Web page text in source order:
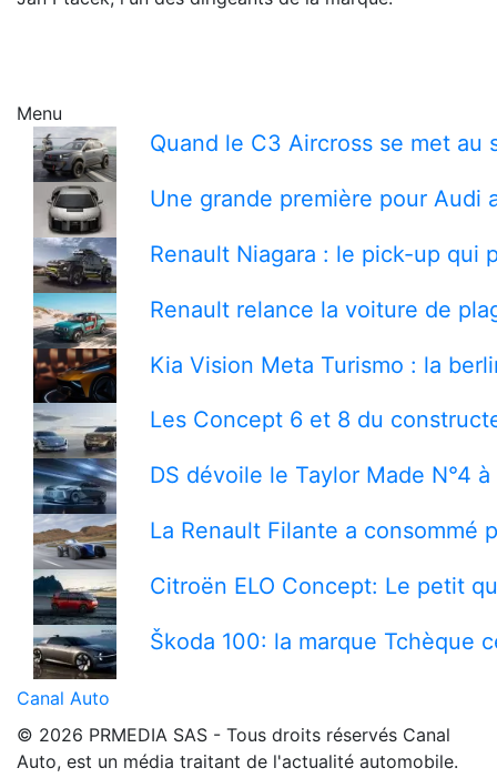
Menu
Quand le C3 Aircross se met
Une grande première pour Audi
Renault Niagara : le pick-up qui
Renault relance la voiture de
Kia Vision Meta Turismo : la
Les Concept 6 et 8 du
DS dévoile le Taylor Made N°4
La Renault Filante a consommé
Citroën ELO Concept: Le petit
Škoda 100: la marque Tchèque
Canal Auto
© 2026 PRMEDIA SAS - Tous droits réservés Canal
Auto, est un média traitant de l'actualité automobile.